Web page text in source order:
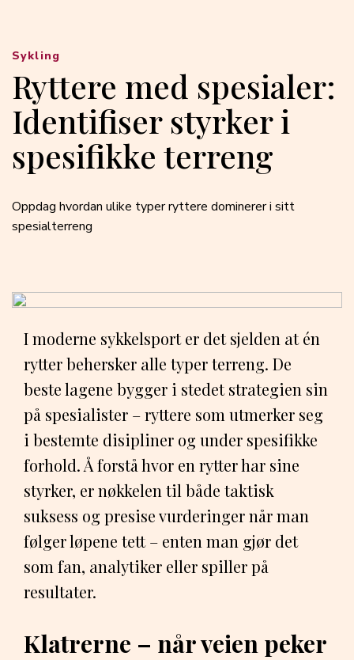
Ryttere med spesialer:
Identifiser styrker i
spesifikke terreng
Oppdag hvordan ulike typer ryttere dominerer i sitt
spesialterreng
Sykling
I moderne sykkelsport er det sjelden at én
rytter behersker alle typer terreng. De
beste lagene bygger i stedet strategien sin
på spesialister – ryttere som utmerker seg
i bestemte disipliner og under spesifikke
forhold. Å forstå hvor en rytter har sine
styrker, er nøkkelen til både taktisk
suksess og presise vurderinger når man
følger løpene tett – enten man gjør det
som fan, analytiker eller spiller på
resultater.
Klatrerne – når veien peker